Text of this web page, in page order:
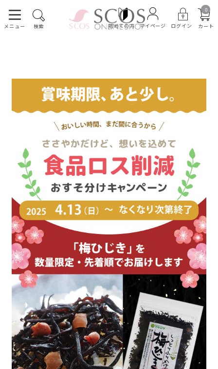
メニュー 検索 初めての方 マイページ ログイン
0
カート